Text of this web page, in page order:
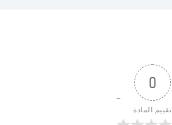
0
تقييم المادة